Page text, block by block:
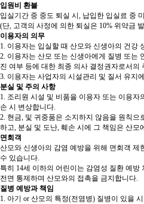
입원비 환불
입실기간 중 중도 퇴실 시, 납입한 입실료 중
(단, 고객의 사정에 의한 퇴실은 10% 위약금
이용자의 의무
1. 이용자는 입실할 때 산모와 신생아의 건강
2. 이용자는 산모 또는 신생아에게 질병 또는
진 여부 등에 대한 최종 의사 결정권자로서의
3. 이용자는 사업자의 시설관리 및 질서 유지
분실 및 주의 사항
1. 조리원 시설 및 비품을 이용자 또는 이용자
손 시 변상합니다.
2. 현금, 및 귀중품은 소지하지 않음을 원칙
하고, 분실 및 도난, 훼손 시에 그 책임은 산모
면회객
산모와 신생아의 감염 예방을 위해 면회객 제
수 있습니다.
특히 14세 이하의 어린이는 감염성 질환 예
전면 통제하며 산모와의 접촉을 금지합니다.
질병 예방과 책임
1. 아기 or 산모의 특정(전염병) 질병이 있을